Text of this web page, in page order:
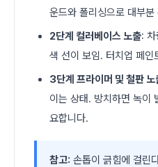
운드와 폴리싱으로 대부분
2단계 컬러베이스 노출:
색 선이 보임. 터치업 페인
3단계 프라이머 및 철판 노
이는 상태. 방치하면 녹이
요합니다.
참고: 손톱이 긁힘에 걸린